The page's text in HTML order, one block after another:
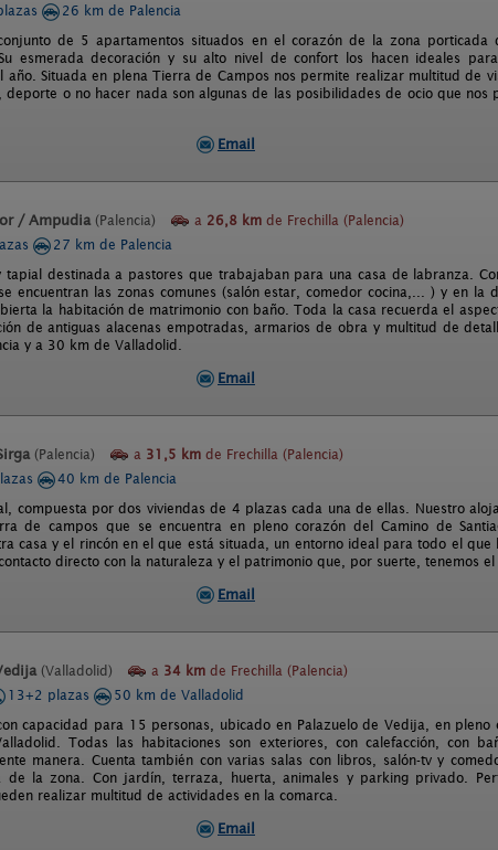
26 km de Palencia
de 5 apartamentos situados en el corazón de la zona
esmerada decoración y su alto nivel de confort los hacen ideales
año. Situada en plena Tierra de Campos nos permite realizar multitud de
o no hacer nada son algunas de las posibilidades de ocio que nos
Email
/ Ampudia (Palencia) a 26,8 km de Frechilla (Palencia)
27 km de Palencia
destinada a pastores que trabajaban para una casa de labranza.
encuentran las zonas comunes (salón estar, comedor cocina,... ) y en la
la habitación de matrimonio con baño. Toda la casa recuerda el
de antiguas alacenas empotradas, armarios de obra y multitud de
y a 30 km de Valladolid.
Email
(Palencia) a 31,5 km de Frechilla (Palencia)
40 km de Palencia
compuesta por dos viviendas de 4 plazas cada una de ellas. Nuestro
de campos que se encuentra en pleno corazón del Camino de
casa y el rincón en el que está situada, un entorno ideal para todo el que
directo con la naturaleza y el patrimonio que, por suerte, tenemos el
Email
(Valladolid) a 34 km de Frechilla (Palencia)
13+2 plazas
50 km de Valladolid
capacidad para 15 personas, ubicado en Palazuelo de Vedija, en
Todas las habitaciones son exteriores, con calefacción, con
manera. Cuenta también con varias salas con libros, salón-tv y
de la zona. Con jardín, terraza, huerta, animales y parking privado.
realizar multitud de actividades en la comarca.
Email